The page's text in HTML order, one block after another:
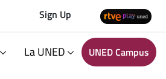
Sign Up
La UNED UNED Campus